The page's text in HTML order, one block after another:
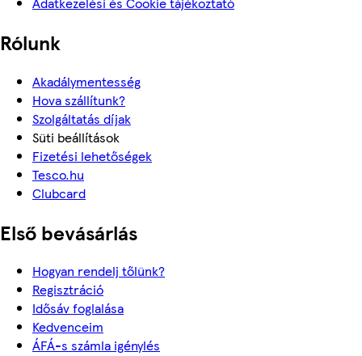
Rólunk
Akadálymentesség
Hova szállítunk?
Szolgáltatás díjak
Süti beállítások
Fizetési lehetőségek
Tesco.hu
Clubcard
Első bevásárlás
Hogyan rendelj tőlünk?
Regisztráció
Idősáv foglalása
Kedvenceim
ÁFÁ-s számla igénylés